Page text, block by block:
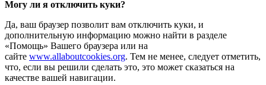
Могу ли я отключить куки?
Да, ваш браузер позволит вам отключить куки, и
дополнительную информацию можно найти в разделе
«Помощь» Вашего браузера или на
сайте www.allaboutcookies.org. Тем не менее, следует отметить,
что, если вы решили сделать это, это может сказаться на
качестве вашей навигации.